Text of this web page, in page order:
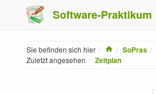
Software-Praktikum
Sie befinden sich hier Home
SoPras
Zuletzt angesehen
Zeitplan